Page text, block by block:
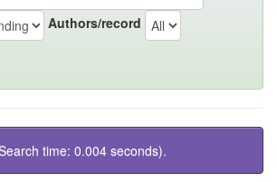
Authors/record
time: 0.004 seconds).